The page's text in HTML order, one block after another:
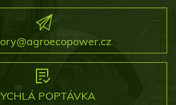
POPTÁVKA